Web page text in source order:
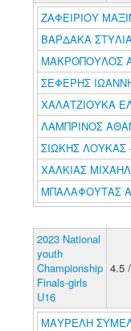
ΖΑΦΕΙΡΙΟΥ
ΒΑΡΔΑΚΑ
ΜΑΚΡΟΠΟΥΛΟΣ
ΣΕΦΕΡΗΣ
ΧΑΛΑΤΖΙΟΥΚΑ
ΛΑΜΠΡΙΝΟΣ
ΣΙΩΚΗΣ ΛΟΥΚΑΣ
ΧΑΛΚΙΑΣ
ΜΠΑΛΑΦΟΥΤΑΣ
2023 National
youth
Championship
Finals-girls
U16
4.5
ΜΑΥΡΕΛΗ